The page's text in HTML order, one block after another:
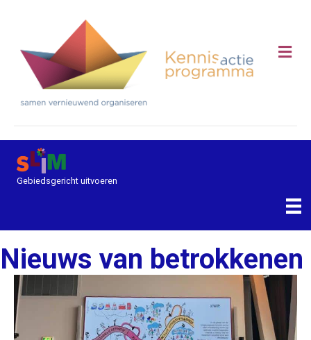
Gebiedsgericht uitvoeren
Nieuws van betrokkenen